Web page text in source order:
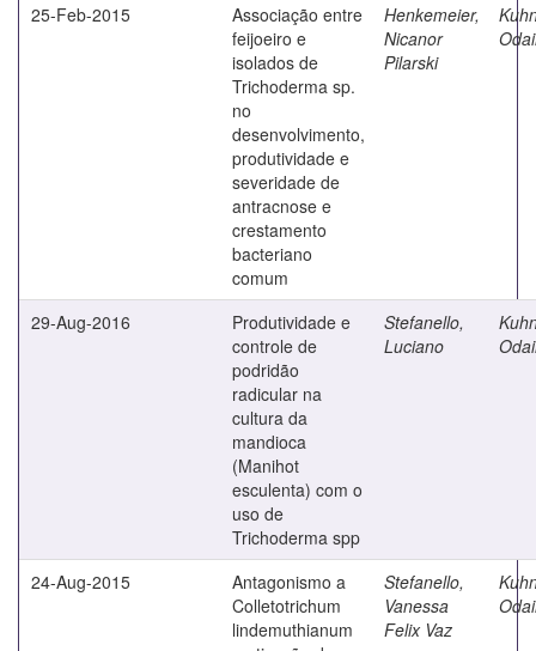
25-Feb-2015
Associação entre
feijoeiro e
isolados de
Trichoderma sp.
no
desenvolvimento,
produtividade e
severidade de
antracnose e
crestamento
bacteriano
comum
Henkemeier,
Nicanor
Pilarski
29-Aug-2016
Produtividade e
controle de
podridão
radicular na
cultura da
mandioca
(Manihot
esculenta) com o
uso de
Trichoderma spp
Stefanello,
Luciano
24-Aug-2015
Antagonismo a
Colletotrichum
lindemuthianum
Stefanello,
Vanessa
Felix Vaz